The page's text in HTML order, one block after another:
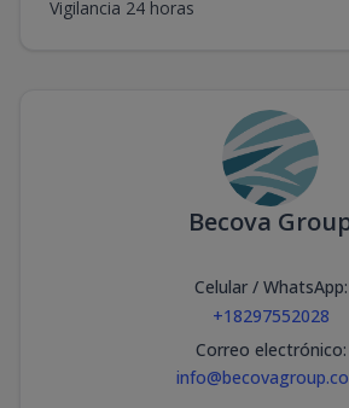
Vigilancia 24 horas
Becova
Celular / WhatsApp:
+18297552028
Correo electrónico: